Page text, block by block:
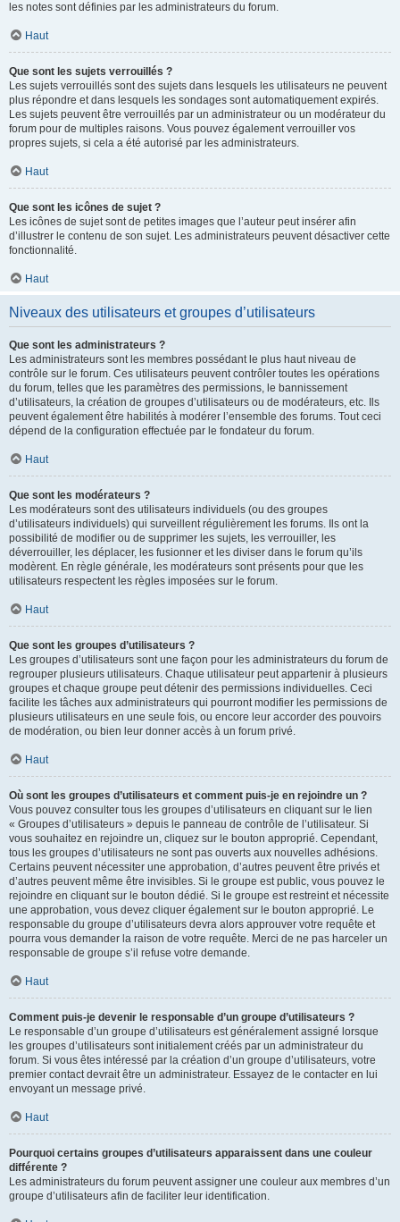
les notes sont définies par les administrateurs du forum.
Haut
Que sont les sujets verrouillés ?
Les sujets verrouillés sont des sujets dans lesquels les utilisateurs ne peuvent
plus répondre et dans lesquels les sondages sont automatiquement expirés.
Les sujets peuvent être verrouillés par un administrateur ou un modérateur du
forum pour de multiples raisons. Vous pouvez également verrouiller vos
propres sujets, si cela a été autorisé par les administrateurs.
Haut
Que sont les icônes de sujet ?
Les icônes de sujet sont de petites images que l’auteur peut insérer afin
d’illustrer le contenu de son sujet. Les administrateurs peuvent désactiver cette
fonctionnalité.
Haut
Niveaux des utilisateurs et groupes d’utilisateurs
Que sont les administrateurs ?
Les administrateurs sont les membres possédant le plus haut niveau de
contrôle sur le forum. Ces utilisateurs peuvent contrôler toutes les opérations
du forum, telles que les paramètres des permissions, le bannissement
d’utilisateurs, la création de groupes d’utilisateurs ou de modérateurs, etc. Ils
peuvent également être habilités à modérer l’ensemble des forums. Tout ceci
dépend de la configuration effectuée par le fondateur du forum.
Haut
Que sont les modérateurs ?
Les modérateurs sont des utilisateurs individuels (ou des groupes
d’utilisateurs individuels) qui surveillent régulièrement les forums. Ils ont la
possibilité de modifier ou de supprimer les sujets, les verrouiller, les
déverrouiller, les déplacer, les fusionner et les diviser dans le forum qu’ils
modèrent. En règle générale, les modérateurs sont présents pour que les
utilisateurs respectent les règles imposées sur le forum.
Haut
Que sont les groupes d’utilisateurs ?
Les groupes d’utilisateurs sont une façon pour les administrateurs du forum de
regrouper plusieurs utilisateurs. Chaque utilisateur peut appartenir à plusieurs
groupes et chaque groupe peut détenir des permissions individuelles. Ceci
facilite les tâches aux administrateurs qui pourront modifier les permissions de
plusieurs utilisateurs en une seule fois, ou encore leur accorder des pouvoirs
de modération, ou bien leur donner accès à un forum privé.
Haut
Où sont les groupes d’utilisateurs et comment puis-je en rejoindre un ?
Vous pouvez consulter tous les groupes d’utilisateurs en cliquant sur le lien
« Groupes d’utilisateurs » depuis le panneau de contrôle de l’utilisateur. Si
vous souhaitez en rejoindre un, cliquez sur le bouton approprié. Cependant,
tous les groupes d’utilisateurs ne sont pas ouverts aux nouvelles adhésions.
Certains peuvent nécessiter une approbation, d’autres peuvent être privés et
d’autres peuvent même être invisibles. Si le groupe est public, vous pouvez le
rejoindre en cliquant sur le bouton dédié. Si le groupe est restreint et nécessite
une approbation, vous devez cliquer également sur le bouton approprié. Le
responsable du groupe d’utilisateurs devra alors approuver votre requête et
pourra vous demander la raison de votre requête. Merci de ne pas harceler un
responsable de groupe s’il refuse votre demande.
Haut
Comment puis-je devenir le responsable d’un groupe d’utilisateurs ?
Le responsable d’un groupe d’utilisateurs est généralement assigné lorsque
les groupes d’utilisateurs sont initialement créés par un administrateur du
forum. Si vous êtes intéressé par la création d’un groupe d’utilisateurs, votre
premier contact devrait être un administrateur. Essayez de le contacter en lui
envoyant un message privé.
Haut
Pourquoi certains groupes d’utilisateurs apparaissent dans une couleur
différente ?
Les administrateurs du forum peuvent assigner une couleur aux membres d’un
groupe d’utilisateurs afin de faciliter leur identification.